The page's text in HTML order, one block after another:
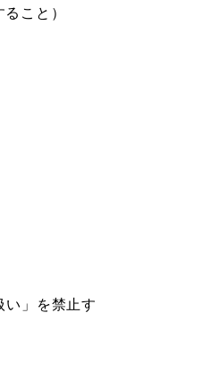
こと）
い」を禁止す